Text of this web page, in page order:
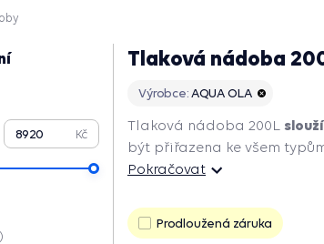
Kč
Tlaková nádoba
Výrobce:AQUA OLA
Tlaková nádoba 200L
být přiřazena ke všem
Pokračovat
Pokračovat
Prodloužená záruka